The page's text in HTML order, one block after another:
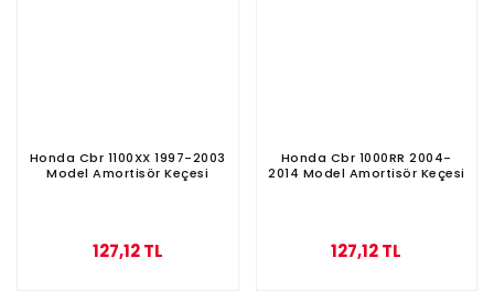
Honda Cbr 1100XX 1997-2003
Model Amortisör Keçesi
127,12 TL
Honda Cbr 1000RR 2004-
2014 Model Amortisör Keçesi
127,12 TL